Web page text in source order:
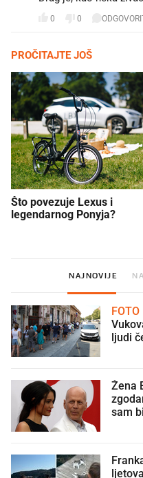
0 0
PROČITAJTE JOŠ
Što povezuje Lexus i
legendarnog Ponyja?
NAJNOVIJE
ljudi
Žena
sam